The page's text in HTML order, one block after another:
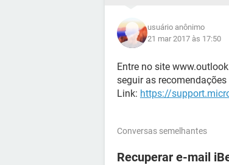
usuário anônimo
21 mar 2017 às 17:50
Entre no site
seguir as
Link: https://
Conversas semelhantes
Recuperar e-mail